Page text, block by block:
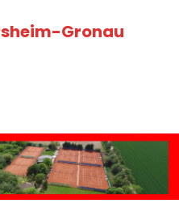
Gronau